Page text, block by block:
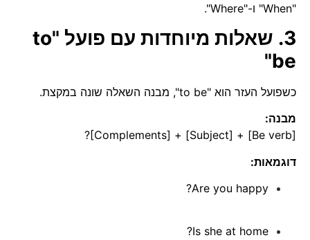
"When" ו-"Where".
3. שאלות מיוחדות עם פועל "to
be"
כשפועל העזר הוא "to be", מבנה השאלה שונה במקצת.
מבנה:
[Be verb] + [Subject] + [Complements]?
דוגמאות:
Are you happy?
Is she at home?